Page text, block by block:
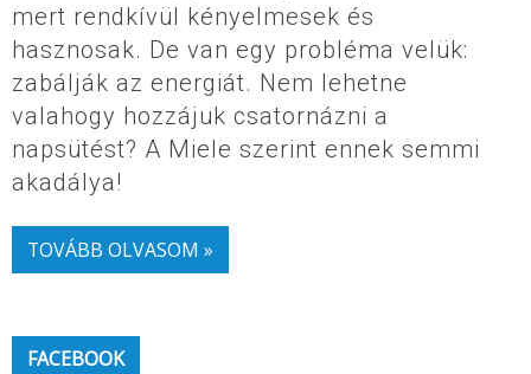
mert rendkívül kényelmesek és
hasznosak. De van egy probléma velük:
zabálják az energiát. Nem lehetne
valahogy hozzájuk csatornázni a
napsütést? A Miele szerint ennek semmi
akadálya!
TOVÁBB OLVASOM »
FACEBOOK